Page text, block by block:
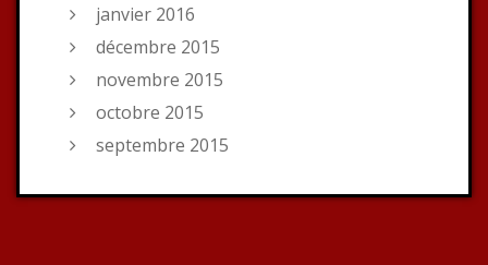
janvier 2016
décembre 2015
novembre 2015
octobre 2015
septembre 2015